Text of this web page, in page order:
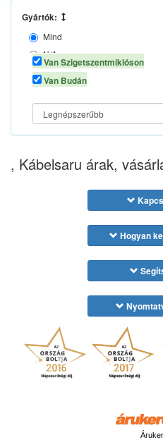
Gyártók:
Mind
N/A
SW STAHL
Van Szigetszentmiklóson
Van Budán
, Kábelsaru árak,
Hogyan